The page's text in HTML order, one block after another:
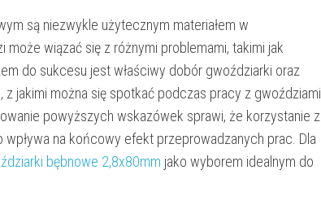
są niezwykle użytecznym materiałem w
wiązać się z różnymi problemami, takimi jak
do sukcesu jest właściwy dobór gwoździarki oraz
jakimi można się spotkać podczas pracy z gwoździami
powyższych wskazówek sprawi, że korzystanie z
na końcowy efekt przeprowadzanych prac. Dla
bębnowe 2,8x80mm jako wyborem idealnym do